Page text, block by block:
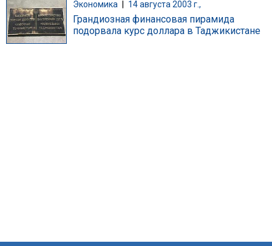
Экономика | 14 августа 2003 г.,
Грандиозная финансовая пирамида
подорвала курс доллара в Таджикистане